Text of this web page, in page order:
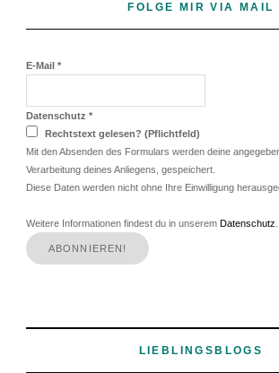
FOLGE MIR VIA MAIL
E-Mail *
Datenschutz *
Rechtstext gelesen? (Pflichtfeld)
Mit den Absenden des Formulars werden deine
Verarbeitung deines Anliegens, gespeichert.
Diese Daten werden nicht ohne Ihre Einwilligung
Weitere Informationen findest du in unserem Datenschutz
LIEBLINGSBLOGS